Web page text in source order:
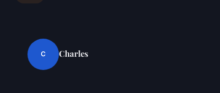
C Charles